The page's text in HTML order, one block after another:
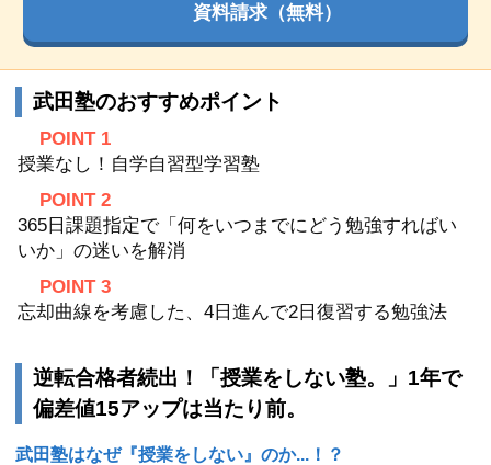
資料請求（無料）
武田塾のおすすめポイント
POINT 1
授業なし！自学自習型学習塾
POINT 2
365日課題指定で「何をいつまでにどう勉強すればい
いか」の迷いを解消
POINT 3
忘却曲線を考慮した、4日進んで2日復習する勉強法
逆転合格者続出！「授業をしない塾。」1年で
偏差値15アップは当たり前。
武田塾はなぜ『授業をしない』のか...！？